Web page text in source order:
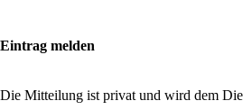
Eintrag melden
Die Mitteilung ist privat und wird dem